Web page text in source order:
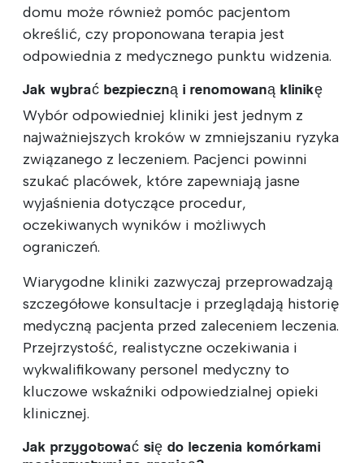
domu może również pomóc pacjentom
określić, czy proponowana terapia jest
odpowiednia z medycznego punktu widzenia.
Jak wybrać bezpieczną i renomowaną klinikę
Wybór odpowiedniej kliniki jest jednym z
najważniejszych kroków w zmniejszaniu ryzyka
związanego z leczeniem. Pacjenci powinni
szukać placówek, które zapewniają jasne
wyjaśnienia dotyczące procedur,
oczekiwanych wyników i możliwych
ograniczeń.
Wiarygodne kliniki zazwyczaj przeprowadzają
szczegółowe konsultacje i przeglądają historię
medyczną pacjenta przed zaleceniem leczenia.
Przejrzystość, realistyczne oczekiwania i
wykwalifikowany personel medyczny to
kluczowe wskaźniki odpowiedzialnej opieki
klinicznej.
Jak przygotować się do leczenia komórkami